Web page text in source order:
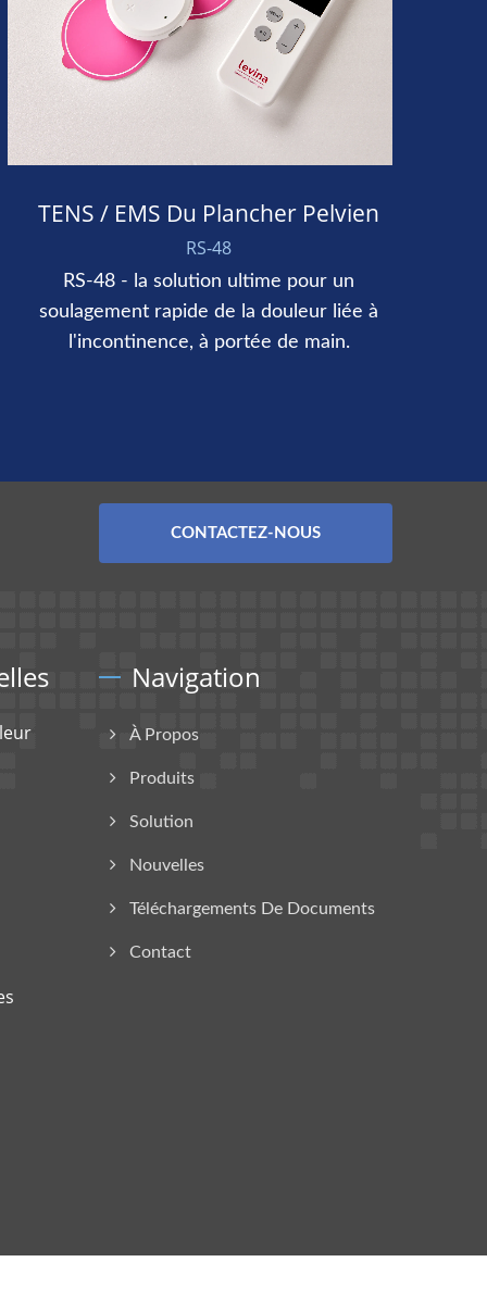
TENS / EMS Du Plancher Pelvien
RS-48
RS-48 - la solution ultime pour un
soulagement rapide de la douleur liée à
l'incontinence, à portée de main.
CONTACTEZ-NOUS
Navigation
À Propos
Produits
Solution
Nouvelles
Téléchargements De Documents
Contact